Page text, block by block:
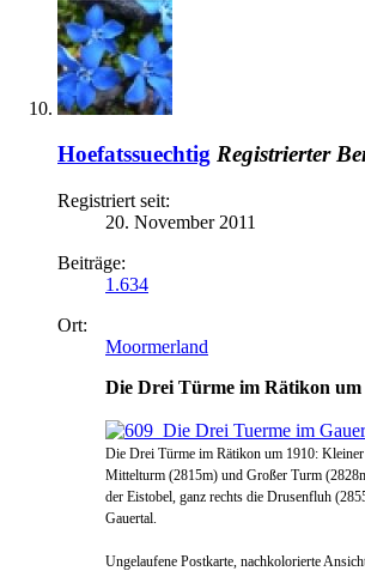
Hoefatssuechtig Registrierter
Registriert seit:
20. November 2011
Beiträge:
1.634
Ort:
Moormerland
Die Drei Türme im Rätikon um
Die Drei Türme im Rätikon um 1910:
Mittelturm (2815m) und Großer Turm
der Eistobel, ganz rechts die Drusenfluh
Gauertal.
Ungelaufene Postkarte, nachkolorierte